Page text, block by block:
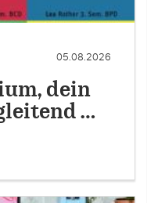
05.08.2026
dein
…